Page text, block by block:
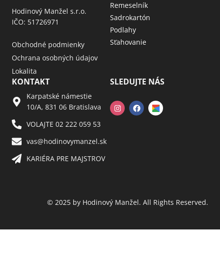
Hodinový Manžel s.r.o.
IČO: 51726971
Obchodné podmienky
Ochrana osobných údajov
Lokalita
Remeselník
Sadrokartón
Podlahy
Sťahovanie
KONTAKT
Karpatské námestie
10/A, 831 06 Bratislava
VOLAJTE 02 222 059 53​
vas@hodinovymanzel.sk​
KARIÉRA PRE MAJSTROV​
SLEDUJTE NÁS
© 2025 by Hodinový Manžel. All Rights Reserved.